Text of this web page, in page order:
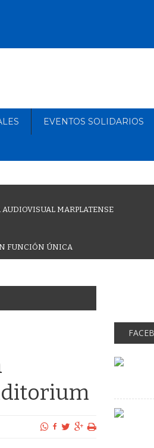
EVENTOS SOLIDARIOS
MARPLATENSE
FUNCIÓN ÚNICA